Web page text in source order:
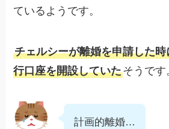
ているようです。
チェルシーが離婚を申請した
行口座を開設していたそうです
計画的離婚…